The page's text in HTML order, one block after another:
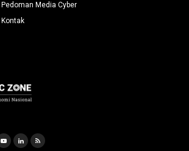
Pedoman Media Cyber
Kontak